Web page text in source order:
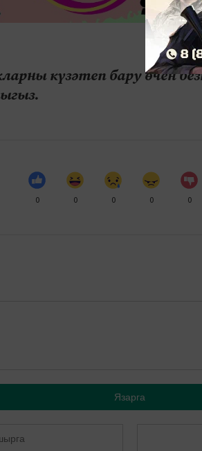
күзәтеп бару өчен
0 0 0 0 0
Язарга